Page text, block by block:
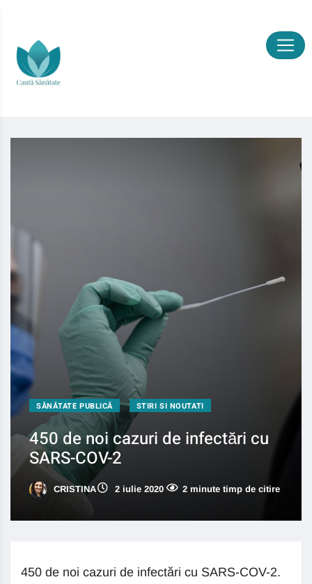
SĂNĂTATE PUBLICĂ STIRI SI NOUTATI
450 de noi cazuri de infectări cu
SARS-COV-2
CRISTINA 2 iulie 2020 2 minute timp de citire
450 de noi cazuri de infectări cu SARS-COV-2.